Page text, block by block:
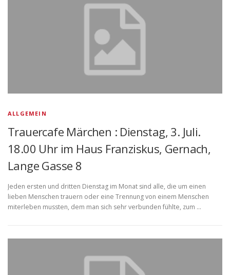
ALLGEMEIN
Trauercafe Märchen : Dienstag, 3. Juli.
18.00 Uhr im Haus Franziskus, Gernach,
Lange Gasse 8
Jeden ersten und dritten Dienstag im Monat sind alle, die um einen
lieben Menschen trauern oder eine Trennung von einem Menschen
miterleben mussten, dem man sich sehr verbunden fühlte, zum …